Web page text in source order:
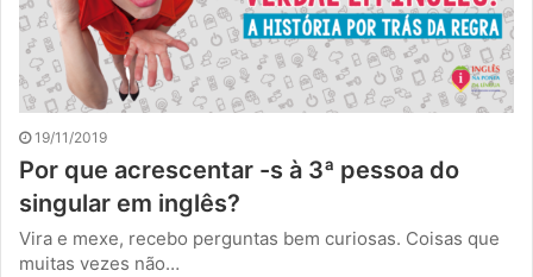
19/11/2019
Por que acrescentar -s à 3ª pessoa do
singular em inglês?
Vira e mexe, recebo perguntas bem curiosas. Coisas que
muitas vezes não…